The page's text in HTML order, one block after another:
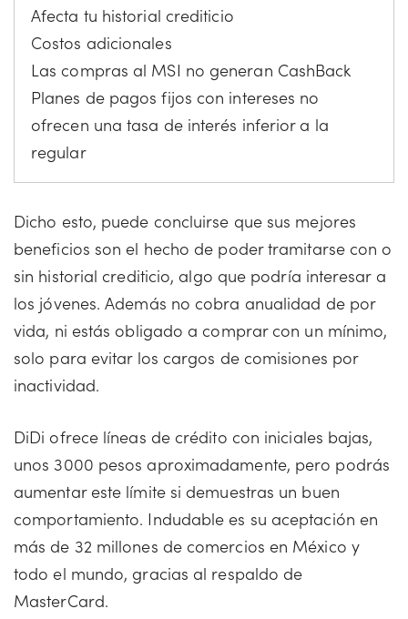
Afecta tu historial crediticio
Costos adicionales
Las compras al MSI no generan CashBack
Planes de pagos fijos con intereses no
ofrecen una tasa de interés inferior a la
regular
Dicho esto, puede concluirse que sus mejores
beneficios son el hecho de poder tramitarse con o
sin historial crediticio, algo que podría interesar a
los jóvenes. Además no cobra anualidad de por
vida, ni estás obligado a comprar con un mínimo,
solo para evitar los cargos de comisiones por
inactividad.
DiDi ofrece líneas de crédito con iniciales bajas,
unos 3000 pesos aproximadamente, pero podrás
aumentar este límite si demuestras un buen
comportamiento. Indudable es su aceptación en
más de 32 millones de comercios en México y
todo el mundo, gracias al respaldo de
MasterCard.